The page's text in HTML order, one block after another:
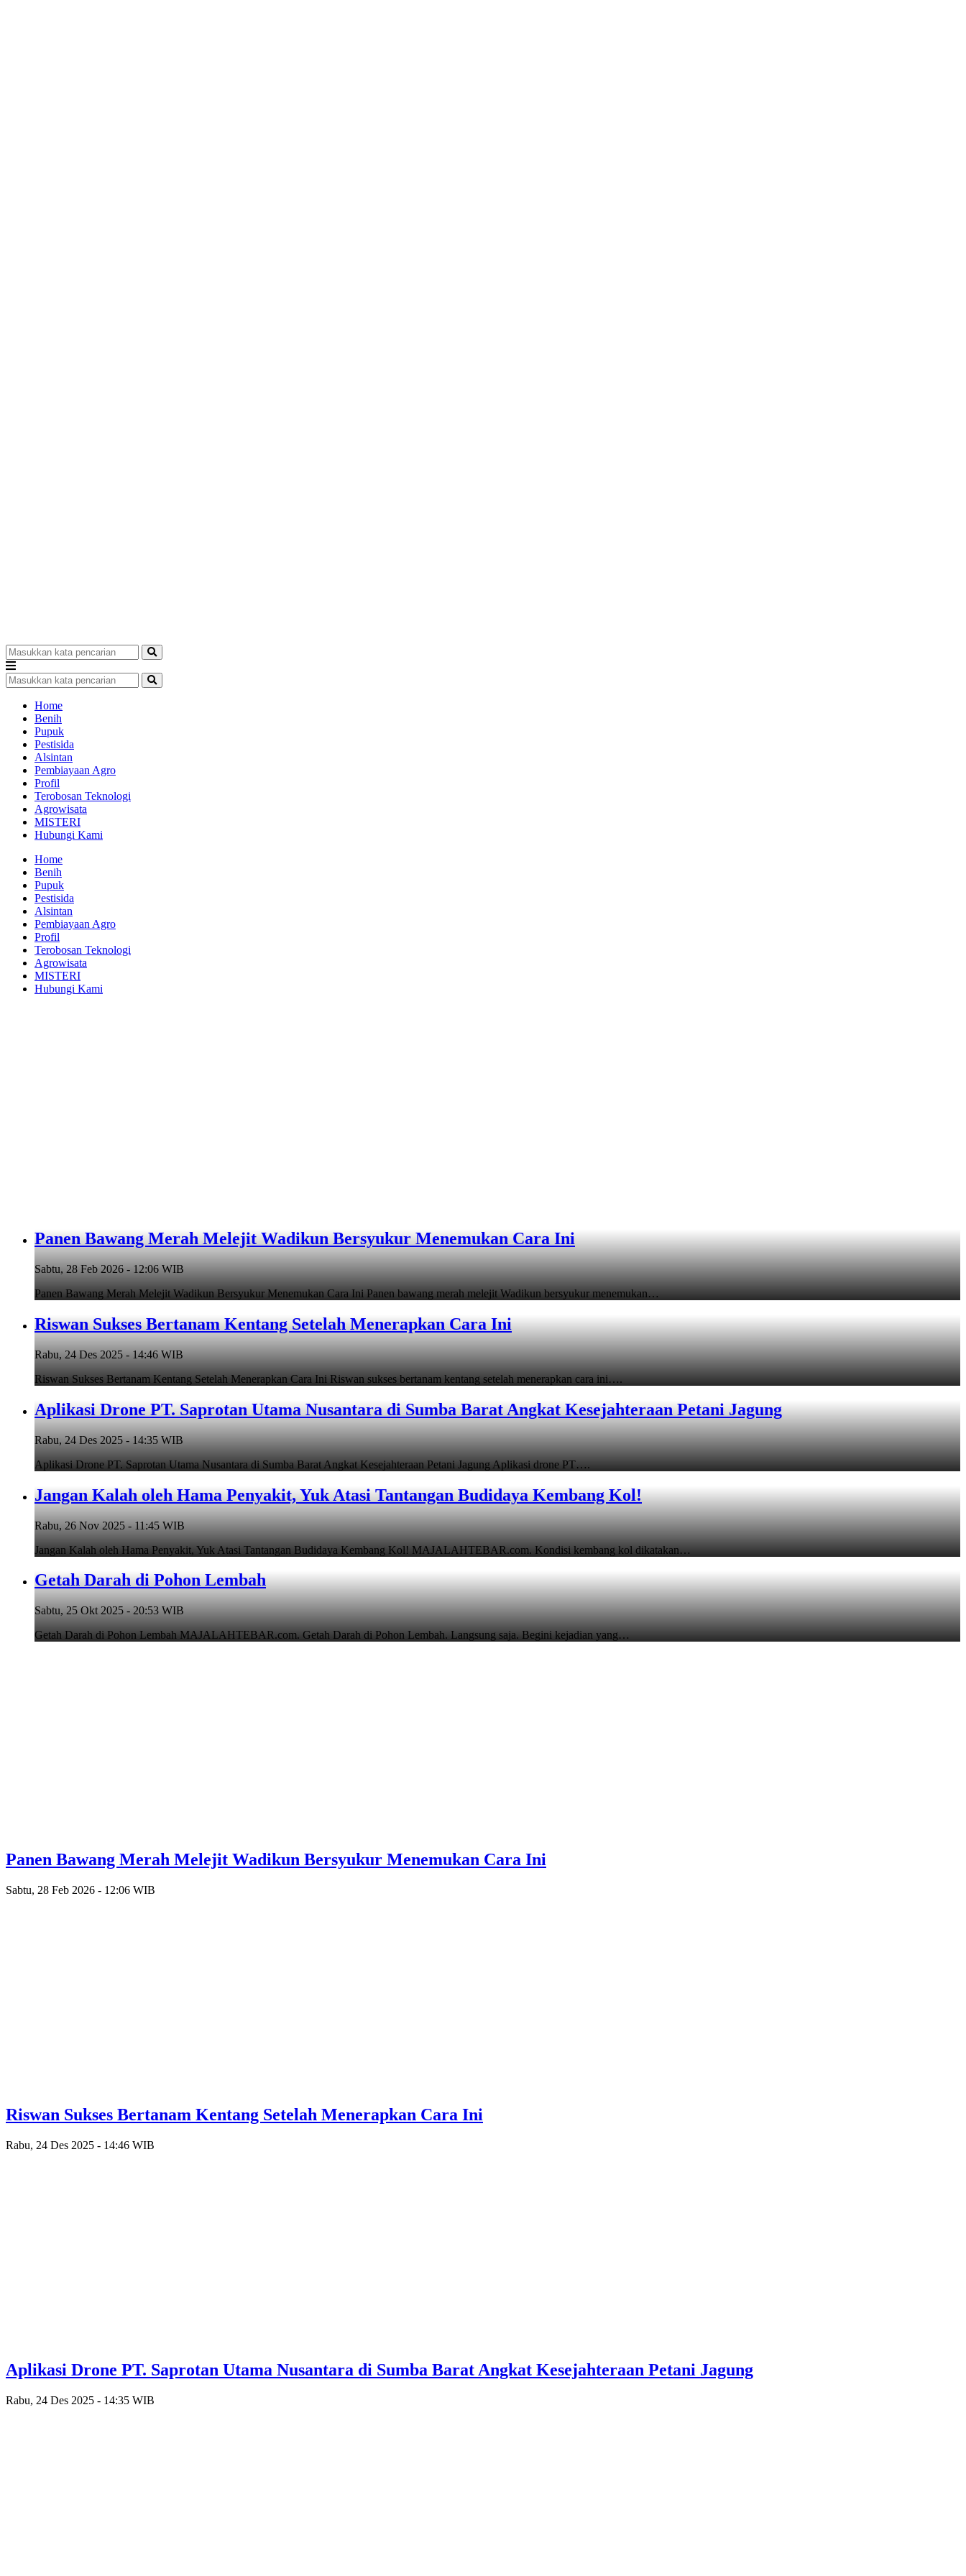
Home
Benih
Pupuk
Pestisida
Alsintan
Pembiayaan Agro
Profil
Terobosan Teknologi
Agrowisata
MISTERI
Hubungi Kami
Home
Benih
Pupuk
Pestisida
Alsintan
Pembiayaan Agro
Profil
Terobosan Teknologi
Agrowisata
MISTERI
Hubungi Kami
Panen Bawang Merah Melejit Wadikun Bersyukur Menemukan Cara Ini
Sabtu, 28 Feb 2026 - 12:06 WIB
Panen Bawang Merah Melejit Wadikun Bersyukur Menemukan Cara Ini Panen bawang merah melejit Wadikun bersyukur menemukan…
Riswan Sukses Bertanam Kentang Setelah Menerapkan Cara Ini
Rabu, 24 Des 2025 - 14:46 WIB
Riswan Sukses Bertanam Kentang Setelah Menerapkan Cara Ini Riswan sukses bertanam kentang setelah menerapkan cara ini….
Aplikasi Drone PT. Saprotan Utama Nusantara di Sumba Barat Angkat Kesejahteraan Petani Jagung
Rabu, 24 Des 2025 - 14:35 WIB
Aplikasi Drone PT. Saprotan Utama Nusantara di Sumba Barat Angkat Kesejahteraan Petani Jagung Aplikasi drone PT….
Jangan Kalah oleh Hama Penyakit, Yuk Atasi Tantangan Budidaya Kembang Kol!
Rabu, 26 Nov 2025 - 11:45 WIB
Jangan Kalah oleh Hama Penyakit, Yuk Atasi Tantangan Budidaya Kembang Kol! MAJALAHTEBAR.com. Kondisi kembang kol dikatakan…
Getah Darah di Pohon Lembah
Sabtu, 25 Okt 2025 - 20:53 WIB
Getah Darah di Pohon Lembah MAJALAHTEBAR.com. Getah Darah di Pohon Lembah. Langsung saja. Begini kejadian yang…
Panen Bawang Merah Melejit Wadikun Bersyukur Menemukan Cara Ini
Sabtu, 28 Feb 2026 - 12:06 WIB
Riswan Sukses Bertanam Kentang Setelah Menerapkan Cara Ini
Rabu, 24 Des 2025 - 14:46 WIB
Aplikasi Drone PT. Saprotan Utama Nusantara di Sumba Barat Angkat Kesejahteraan Petani Jagung
Rabu, 24 Des 2025 - 14:35 WIB